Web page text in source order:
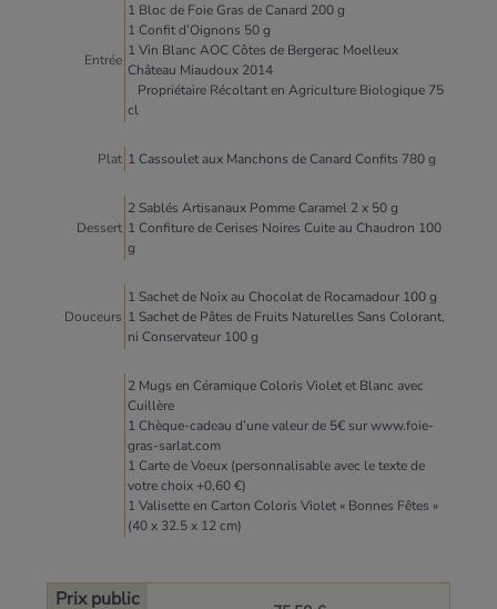
Entrée
1 Bloc de Foie Gras de Canard 200 g
1 Confit d’Oignons 50 g
1 Vin Blanc AOC Côtes de Bergerac Moelleux
Château Miaudoux 2014
Propriétaire Récoltant en Agriculture Biologique 75
cl
Plat 1 Cassoulet aux Manchons de Canard Confits 780 g
Dessert
2 Sablés Artisanaux Pomme Caramel 2 x 50 g
1 Confiture de Cerises Noires Cuite au Chaudron 100
g
Douceurs
1 Sachet de Noix au Chocolat de Rocamadour 100 g
1 Sachet de Pâtes de Fruits Naturelles Sans Colorant,
ni Conservateur 100 g
2 Mugs en Céramique Coloris Violet et Blanc avec
Cuillère
1 Chèque-cadeau d’une valeur de 5€ sur www.foie-
gras-sarlat.com
1 Carte de Voeux (personnalisable avec le texte de
votre choix +0,60 €)
1 Valisette en Carton Coloris Violet « Bonnes Fêtes »
(40 x 32.5 x 12 cm)
Prix public